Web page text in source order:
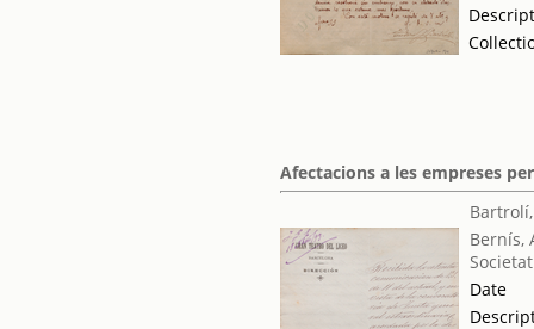
Afectacions a les empreses
Bernís,
Date